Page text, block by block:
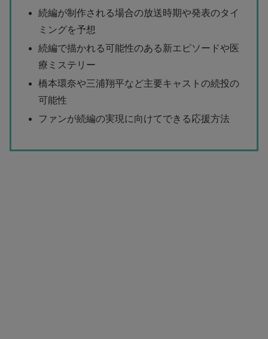
続編が制作される場合の放送時期や発表のタイ
ミングを予想
続編で描かれる可能性のある新エピソードや医
療ミステリー
橋本環奈や三浦翔平など主要キャストの続投の
可能性
ファンが続編の実現に向けてできる応援方法